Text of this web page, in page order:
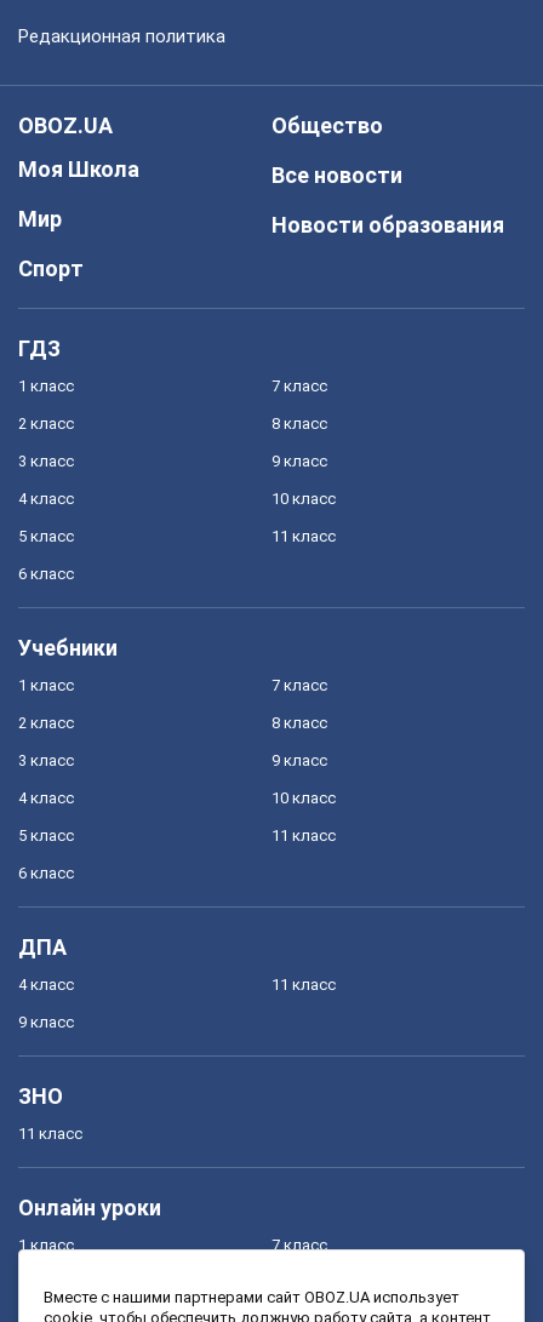
Редакционная политика
OBOZ.UA
Моя Школа
Мир
Спорт
Общество
Все новости
Новости образования
ГДЗ
1 класс
2 класс
3 класс
4 класс
5 класс
6 класс
7 класс
8 класс
9 класс
10 класс
11 класс
Учебники
1 класс
2 класс
3 класс
4 класс
5 класс
6 класс
7 класс
8 класс
9 класс
10 класс
11 класс
ДПА
4 класс
9 класс
11 класс
ЗНО
11 класс
Онлайн уроки
1 класс 7 класс
Вместе с нашими партнерами сайт OBOZ.UA использует
cookie, чтобы обеспечить должную работу сайта, а контент